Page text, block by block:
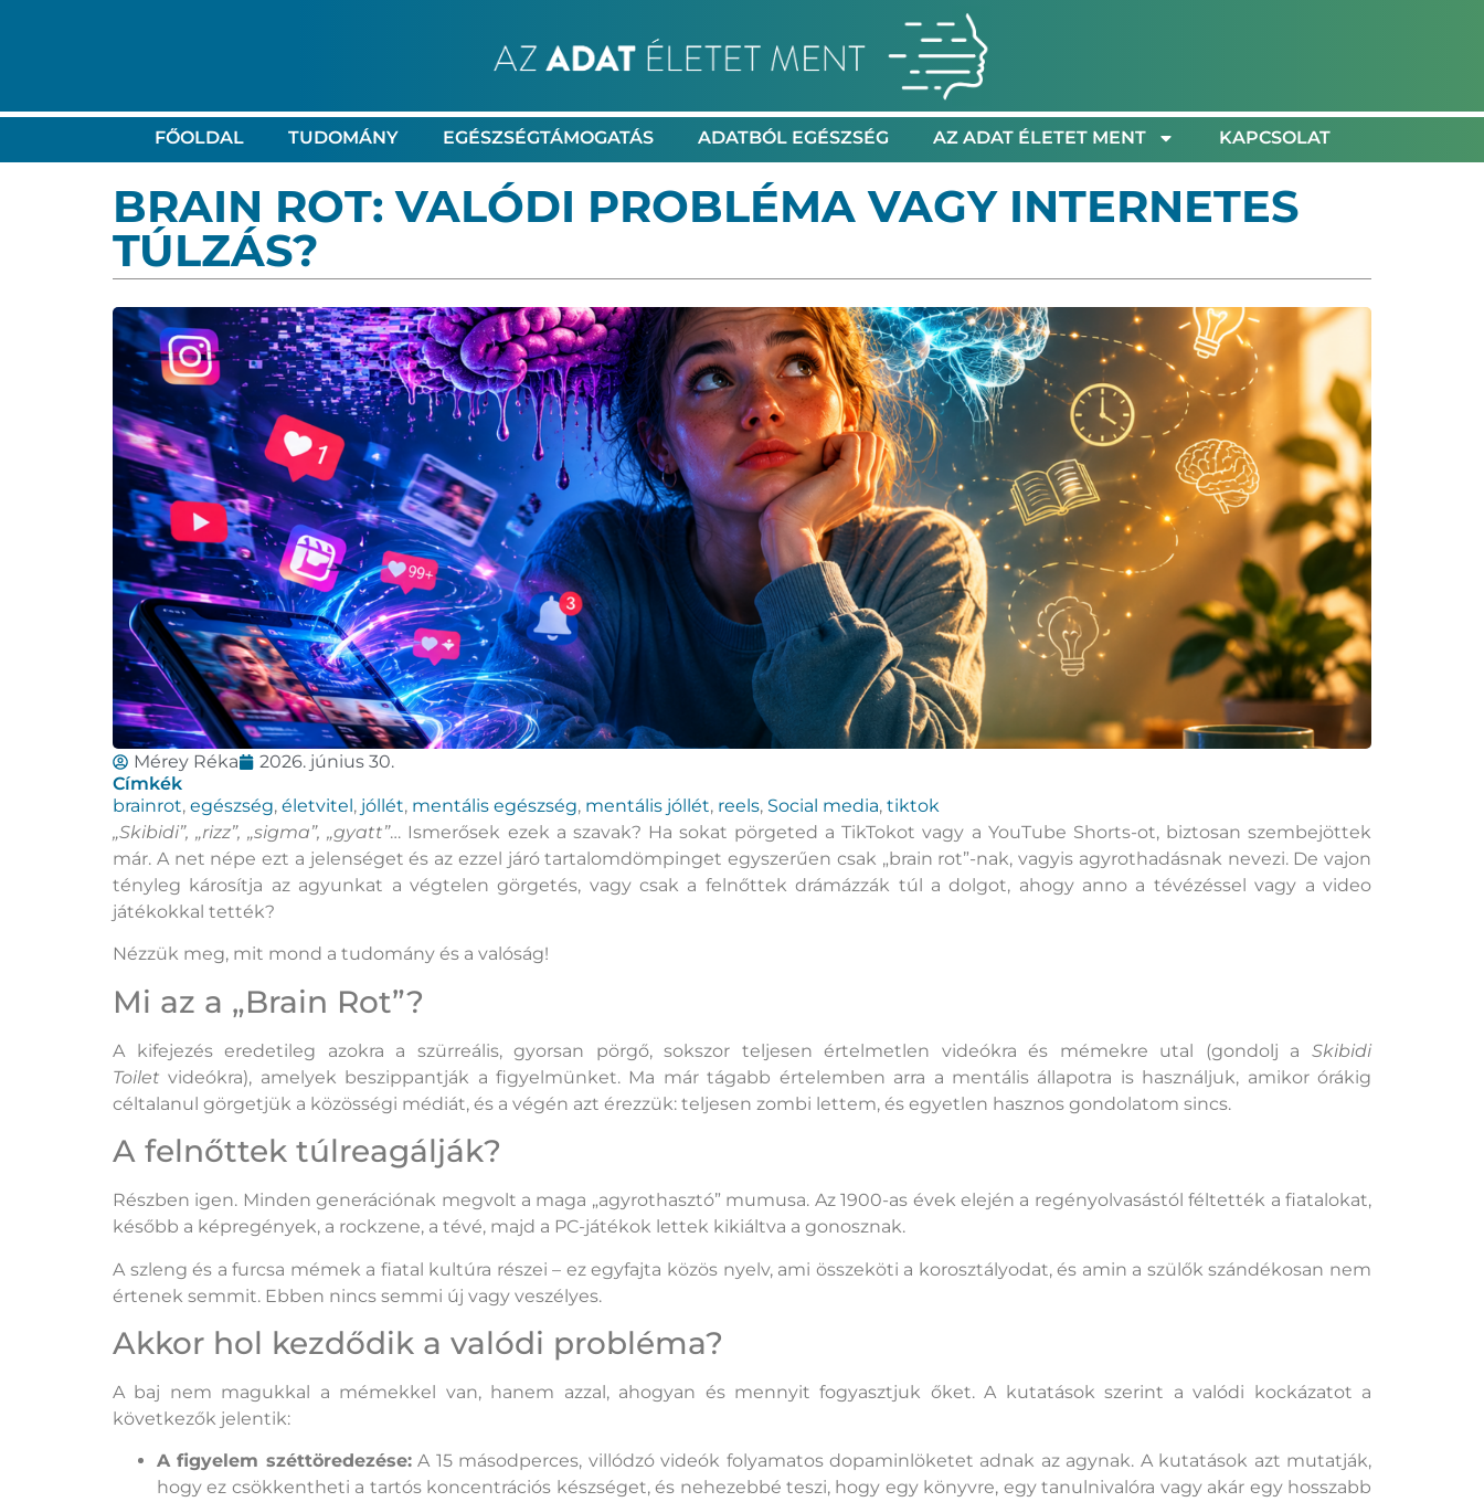
FŐOLDAL TUDOMÁNY EGÉSZSÉGTÁMOGATÁS ADATBÓL EGÉSZSÉG AZ ADAT ÉLETET MENT KAPCSOLAT
BRAIN ROT: VALÓDI PROBLÉMA VAGY INTERNETES
TÚLZÁS?
Mérey Réka
2026. június 30.
Címkék
brainrot, egészség, életvitel, jóllét, mentális egészség, mentális jóllét, reels, Social media, tiktok
„Skibidi”, „rizz”, „sigma”, „gyatt”… Ismerősek ezek a szavak? Ha sokat pörgeted a TikTokot vagy a YouTube Shorts-ot, biztosan szembejöttek
már. A net népe ezt a jelenséget és az ezzel járó tartalomdömpinget egyszerűen csak „brain rot”-nak, vagyis agyrothadásnak nevezi. De vajon
tényleg károsítja az agyunkat a végtelen görgetés, vagy csak a felnőttek drámázzák túl a dolgot, ahogy anno a tévézéssel vagy a video
játékokkal tették?
Nézzük meg, mit mond a tudomány és a valóság!
Mi az a „Brain Rot”?
A kifejezés eredetileg azokra a szürreális, gyorsan pörgő, sokszor teljesen értelmetlen videókra és mémekre utal (gondolj a Skibidi
Toilet videókra), amelyek beszippantják a figyelmünket. Ma már tágabb értelemben arra a mentális állapotra is használjuk, amikor órákig
céltalanul görgetjük a közösségi médiát, és a végén azt érezzük: teljesen zombi lettem, és egyetlen hasznos gondolatom sincs.
A felnőttek túlreagálják?
Részben igen. Minden generációnak megvolt a maga „agyrothasztó” mumusa. Az 1900-as évek elején a regényolvasástól féltették a fiatalokat,
később a képregények, a rockzene, a tévé, majd a PC-játékok lettek kikiáltva a gonosznak.
A szleng és a furcsa mémek a fiatal kultúra részei – ez egyfajta közös nyelv, ami összeköti a korosztályodat, és amin a szülők szándékosan nem
értenek semmit. Ebben nincs semmi új vagy veszélyes.
Akkor hol kezdődik a valódi probléma?
A baj nem magukkal a mémekkel van, hanem azzal, ahogyan és mennyit fogyasztjuk őket. A kutatások szerint a valódi kockázatot a
következők jelentik:
A figyelem széttöredezése:A 15 másodperces, villódzó videók folyamatos dopaminlöketet adnak az agynak. A kutatások azt mutatják,
hogy ez csökkentheti a tartós koncentrációs készséget, és nehezebbé teszi, hogy egy könyvre, egy tanulnivalóra vagy akár egy hosszabb